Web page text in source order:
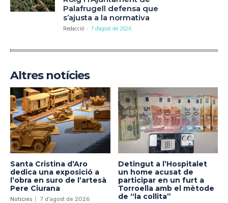
Palafrugell defensa que
s’ajusta a la normativa
Redacció - 7 d'agost de 2026
Altres notícies
Santa Cristina d’Aro
dedica una exposició a
l’obra en suro de l’artesà
Pere Ciurana
Notícies 7 d'agost de 2026
Detingut a l’Hospitalet
un home acusat de
participar en un furt a
Torroella amb el mètode
de “la collita”